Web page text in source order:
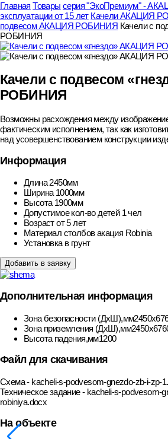
Главная Товары серия "ЭкоПремиум" -
эксплуатации от 15 лет Качели АКАЦИЯ
подвесом АКАЦИЯ РОБИНИЯ Качели с
РОБИНИЯ
Качели с подвесом
РОБИНИЯ
Возможны расхождения между
фактическим исполнением, так как
над усовершенствованием конструкции
Информация
Длина 2450мм
Ширина 1000мм
Высота 1900мм
Допустимое кол-во детей 1 чел
Возраст от 5 лет
Материал столбов акация Robinia
Установка в грунт
Добавить в заявку
Дополнительная информация
Зона безопасности (ДхШ),мм
Зона приземления (ДхШ),мм
Высота падения,мм1200
Файл для скачивания
Схема - kacheli-s-podvesom-gnezdo-zb-i-zp-
Техническое задание - kacheli-s-podvesom-
robiniya.docx
На объекте